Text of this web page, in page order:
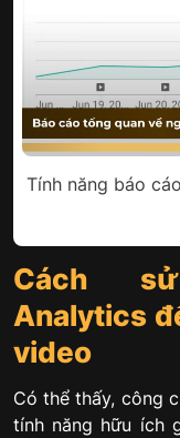
Tính năng báo
Cách
Analytics
video
Có thể thấy, công
tính năng hữu ích